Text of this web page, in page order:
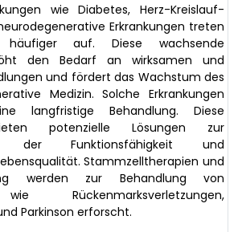
wie Diabetes, Herz-Kreislauf-
Erkrankungen treten
auf. Diese wachsende
den Bedarf an wirksamen und
und fördert das Wachstum des
Medizin. Solche Erkrankungen
langfristige Behandlung. Diese
potenzielle Lösungen zur
der Funktionsfähigkeit und
Stammzelltherapien und
werden zur Behandlung von
Rückenmarksverletzungen,
Parkinson erforscht.